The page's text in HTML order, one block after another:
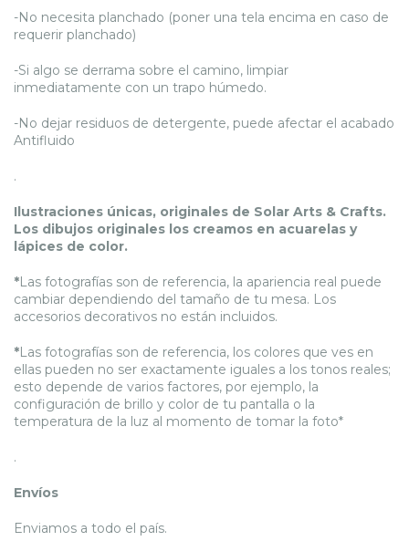
-No necesita planchado (poner una tela encima en caso de
requerir planchado)
-Si algo se derrama sobre el camino, limpiar
inmediatamente con un trapo húmedo.
-No dejar residuos de detergente, puede afectar el acabado
Antifluido
.
Ilustraciones únicas, originales de Solar Arts & Crafts.
Los dibujos originales los creamos en acuarelas y
lápices de color.
*Las fotografías son de referencia, la apariencia real puede
cambiar dependiendo del tamaño de tu mesa. Los
accesorios decorativos no están incluidos.
*Las fotografías son de referencia, los colores que ves en
ellas pueden no ser exactamente iguales a los tonos reales;
esto depende de varios factores, por ejemplo, la
configuración de brillo y color de tu pantalla o la
temperatura de la luz al momento de tomar la foto*
.
Envíos
Enviamos a todo el país.